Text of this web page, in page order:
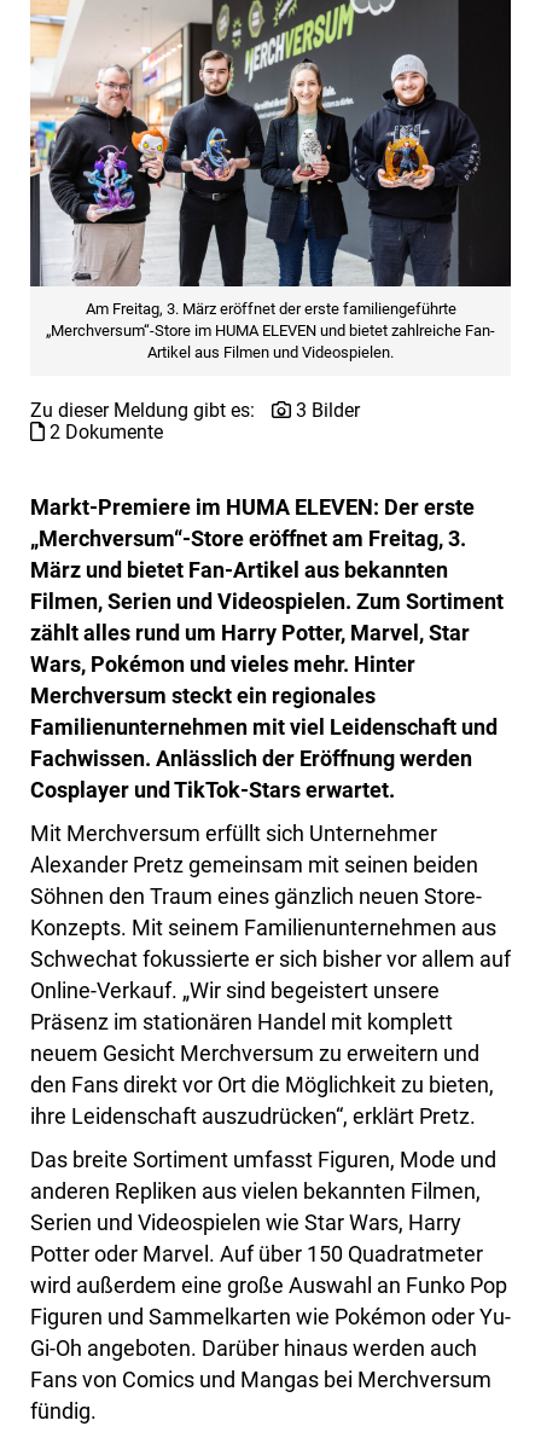
Am Freitag, 3. März eröffnet der erste familiengeführte
„Merchversum“-Store im HUMA ELEVEN und bietet zahlreiche Fan-
Artikel aus Filmen und Videospielen.
Zu dieser Meldung gibt es:
3 Bilder
2 Dokumente
Markt-Premiere im HUMA ELEVEN: Der erste
„Merchversum“-Store eröffnet am Freitag, 3.
März und bietet Fan-Artikel aus bekannten
Filmen, Serien und Videospielen. Zum Sortiment
zählt alles rund um Harry Potter, Marvel, Star
Wars, Pokémon und vieles mehr. Hinter
Merchversum steckt ein regionales
Familienunternehmen mit viel Leidenschaft und
Fachwissen. Anlässlich der Eröffnung werden
Cosplayer und TikTok-Stars erwartet.
Mit Merchversum erfüllt sich Unternehmer
Alexander Pretz gemeinsam mit seinen beiden
Söhnen den Traum eines gänzlich neuen Store-
Konzepts. Mit seinem Familienunternehmen aus
Schwechat fokussierte er sich bisher vor allem auf
Online-Verkauf. „Wir sind begeistert unsere
Präsenz im stationären Handel mit komplett
neuem Gesicht Merchversum zu erweitern und
den Fans direkt vor Ort die Möglichkeit zu bieten,
ihre Leidenschaft auszudrücken“, erklärt Pretz.
Das breite Sortiment umfasst Figuren, Mode und
anderen Repliken aus vielen bekannten Filmen,
Serien und Videospielen wie Star Wars, Harry
Potter oder Marvel. Auf über 150 Quadratmeter
wird außerdem eine große Auswahl an Funko Pop
Figuren und Sammelkarten wie Pokémon oder Yu-
Gi-Oh angeboten. Darüber hinaus werden auch
Fans von Comics und Mangas bei Merchversum
fündig.